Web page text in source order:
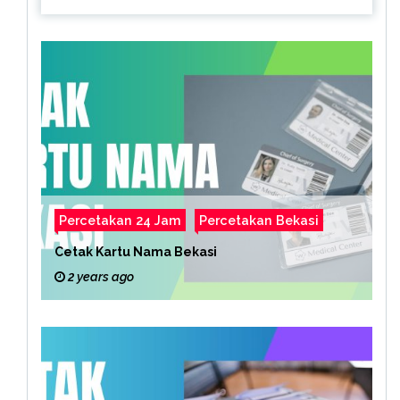
Percetakan 24 Jam Percetakan Bekasi
Cetak Kartu Nama Bekasi
2 years ago